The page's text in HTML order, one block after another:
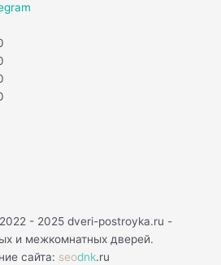
- 2025 dveri-postroyka.ru -
и межкомнатных дверей.
сайта: seodnk.ru